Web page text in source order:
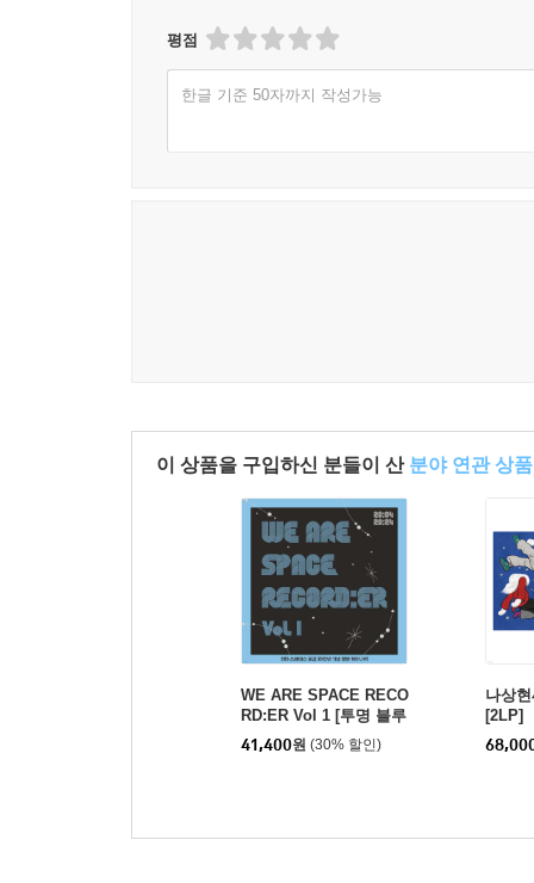
평점
한글 기준 50자까지 작성가능
이 상품을 구입하신 분들이 산 분야 연관 상품
WE ARE SPACE RECO
RD:ER Vol 1 [투명 블루
마블 컬러 LP]
41,400원 (30% 할인)
나상
[2LP]